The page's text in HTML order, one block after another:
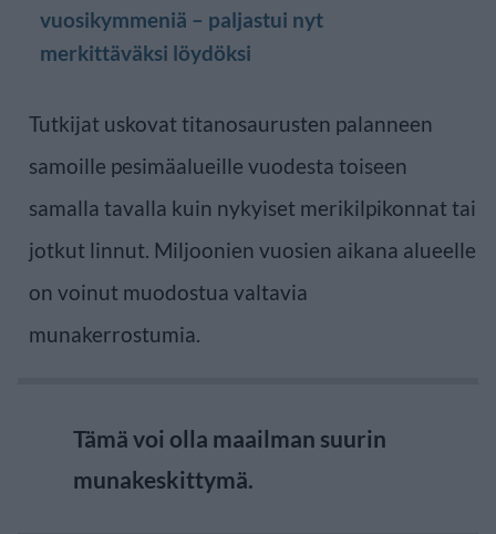
vuosikymmeniä – paljastui nyt
merkittäväksi löydöksi
Tutkijat uskovat titanosaurusten palanneen
samoille pesimäalueille vuodesta toiseen
samalla tavalla kuin nykyiset merikilpikonnat tai
jotkut linnut. Miljoonien vuosien aikana alueelle
on voinut muodostua valtavia
munakerrostumia.
Tämä voi olla maailman suurin
munakeskittymä.